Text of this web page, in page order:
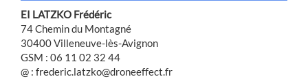
EI LATZKO Frédéric
74 Chemin du Montagné
30400 Villeneuve-lès-Avignon
GSM : 06 11 02 32 44
@ : frederic.latzko@droneeffect.fr